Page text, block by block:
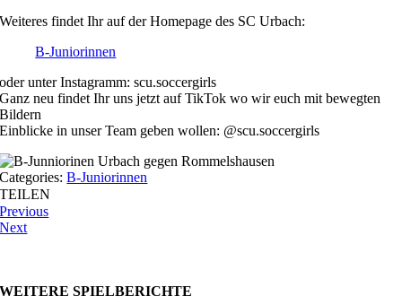
Weiteres findet Ihr auf der Homepage des SC Urbach:
B-Juniorinnen
oder unter Instagramm: scu.soccergirls
Ganz neu findet Ihr uns jetzt auf TikTok wo wir euch mit bewegten
Bildern
Einblicke in unser Team geben wollen: @scu.soccergirls
Categories:B-Juniorinnen
TEILEN
Previous
Next
WEITERE SPIELBERICHTE